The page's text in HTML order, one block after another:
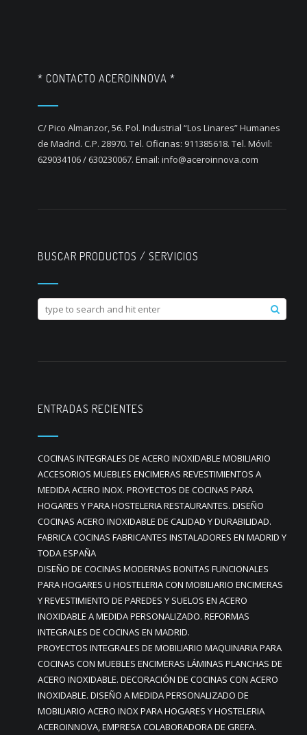
* CONTACTO ACEROINNOVA *
C/ Pico Almanzor, 56. Pol. Industrial “Los Linares” Humanes
de Madrid. C.P. 28970. Tel. Oficinas: 911385618. Tel. Móvil:
629034106 / 630230067. Email: info@aceroinnova.com
BUSCAR PRODUCTOS / SERVICIOS
ENTRADAS RECIENTES
COCINAS INTEGRALES DE ACERO INOXIDABLE MOBILIARIO
ACCESORIOS MUEBLES ENCIMERAS REVESTIMIENTOS A
MEDIDA ACERO INOX. PROYECTOS DE COCINAS PARA
HOGARES Y PARA HOSTELERIA RESTAURANTES. DISEÑO
COCINAS ACERO INOXIDABLE DE CALIDAD Y DURABILIDAD.
FABRICA COCINAS FABRICANTES INSTALADORES EN MADRID Y
TODA ESPAÑA
DISEÑO DE COCINAS MODERNAS BONITAS FUNCIONALES
PARA HOGARES U HOSTELERIA CON MOBILIARIO ENCIMERAS
Y REVESTIMIENTO DE PAREDES Y SUELOS EN ACERO
INOXIDABLE A MEDIDA PERSONALIZADO. REFORMAS
INTEGRALES DE COCINAS EN MADRID.
PROYECTOS INTEGRALES DE MOBILIARIO MAQUINARIA PARA
COCINAS CON MUEBLES ENCIMERAS LÁMINAS PLANCHAS DE
ACERO INOXIDABLE. DECORACIÓN DE COCINAS CON ACERO
INOXIDABLE. DISEÑO A MEDIDA PERSONALIZADO DE
MOBILIARIO ACERO INOX PARA HOGARES Y HOSTELERIA
ACEROINNOVA, EMPRESA COLABORADORA DE GREFA.